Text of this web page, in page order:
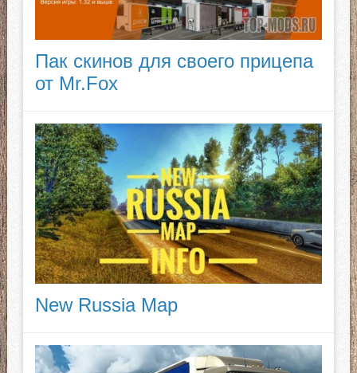
Пак скинов для своего прицепа
от Mr.Fox
New Russia Map